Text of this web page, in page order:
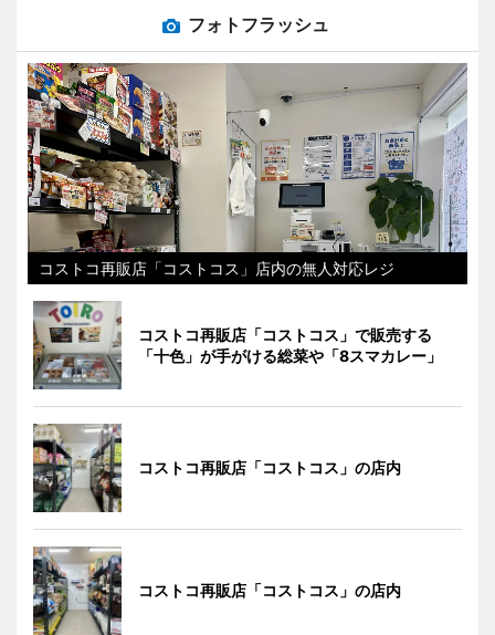
フォトフラッシュ
コストコ再販店「コストコス」店内の無人対応レジ
コストコ再販店「コストコス」で販売する
「十色」が手がける総菜や「8スマカレー」
コストコ再販店「コストコス」の店内
コストコ再販店「コストコス」の店内